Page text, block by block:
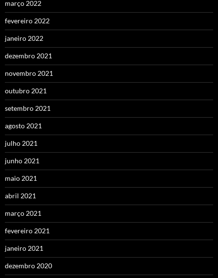
março 2022
fevereiro 2022
janeiro 2022
dezembro 2021
novembro 2021
outubro 2021
setembro 2021
agosto 2021
julho 2021
junho 2021
maio 2021
abril 2021
março 2021
fevereiro 2021
janeiro 2021
dezembro 2020